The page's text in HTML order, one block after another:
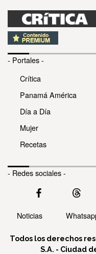
- Portales -
Crítica
Panamá América
Día a Día
Mujer
Recetas
- Redes sociales -
Noticias
Todos los derechos
S.A. - Ciudad